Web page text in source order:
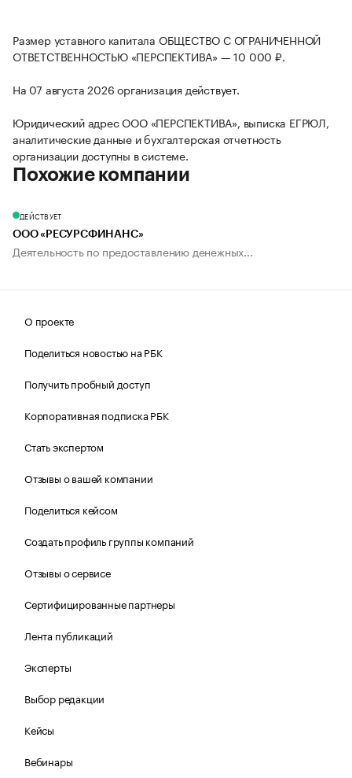
Размер уставного капитала ОБЩЕСТВО С ОГРАНИЧЕННОЙ
ОТВЕТСТВЕННОСТЬЮ «ПЕРСПЕКТИВА» — 10 000 ₽.
На 07 августа 2026 организация действует.
Юридический адрес ООО «ПЕРСПЕКТИВА», выписка ЕГРЮЛ,
аналитические данные и бухгалтерская отчетность
организации доступны в системе.
Похожие компании
ДЕЙСТВУЕТ
ООО «РЕСУРСФИНАНС»
Деятельность по предоставлению денежных...
О проекте
Поделиться новостью на РБК
Получить пробный доступ
Корпоративная подписка РБК
Стать экспертом
Отзывы о вашей компании
Поделиться кейсом
Создать профиль группы компаний
Отзывы о сервисе
Сертифицированные партнеры
Лента публикаций
Эксперты
Выбор редакции
Кейсы
Вебинары